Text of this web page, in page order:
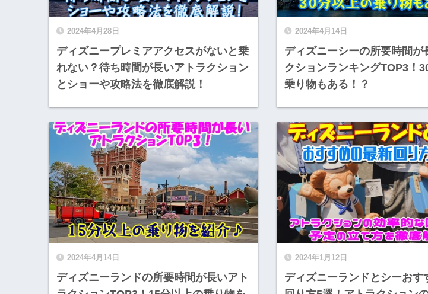
2024年4月28日
ディズニープレミアアクセスがないと乗
れない？待ち時間が長いアトラクション
とショーや攻略法を徹底解説！
2024年4月14日
ディズニーシーの所要時間が
クションランキングTOP3！
乗り物もある！？
2024年4月14日
ディズニーランドの所要時間が長いアト
2024年1月12日
ディズニーランドとシーおす